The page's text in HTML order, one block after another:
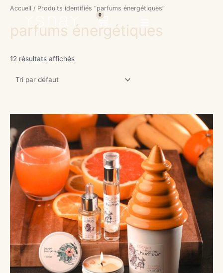
Aller
contenu
0
Panier
Accueil / Produits identifiés “parfums énergétiques”
parfums énergétiques
12 résultats affichés